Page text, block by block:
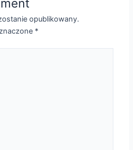
opublikowany.
*